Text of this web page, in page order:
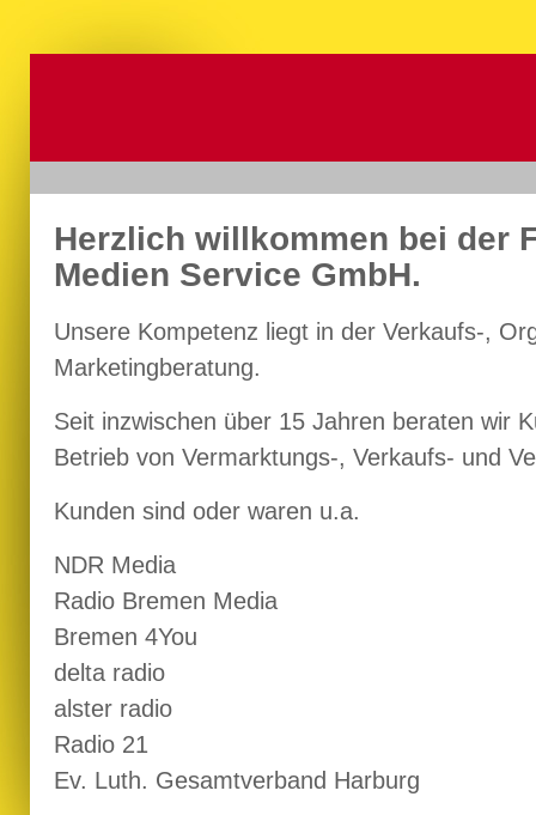
Herzlich willkommen bei der
Medien Service GmbH.
Unsere Kompetenz liegt in der Verkaufs-,
Marketingberatung.
Seit inzwischen über 15 Jahren beraten wir
Betrieb von Vermarktungs-, Verkaufs- und
Kunden sind oder waren u.a.
NDR Media
Radio Bremen Media
Bremen 4You
delta radio
alster radio
Radio 21
Ev. Luth. Gesamtverband Harburg